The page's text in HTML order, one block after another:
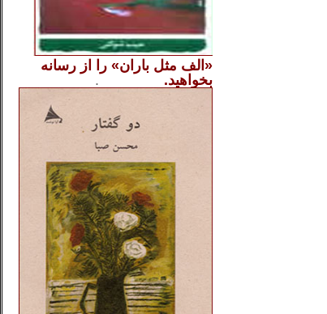
«الف مثل باران» را از رسانه
بخواهید.
.